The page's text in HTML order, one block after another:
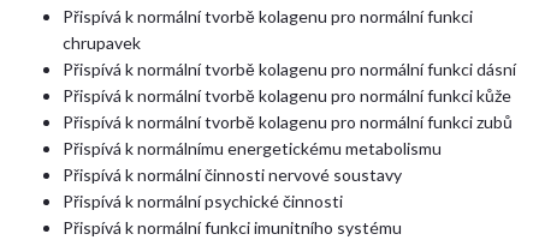
Přispívá k normální tvorbě kolagenu pro normální funkci
chrupavek
Přispívá k normální tvorbě kolagenu pro normální funkci dásní
Přispívá k normální tvorbě kolagenu pro normální funkci kůže
Přispívá k normální tvorbě kolagenu pro normální funkci zubů
Přispívá k normálnímu energetickému metabolismu
Přispívá k normální činnosti nervové soustavy
Přispívá k normální psychické činnosti
Přispívá k normální funkci imunitního systému